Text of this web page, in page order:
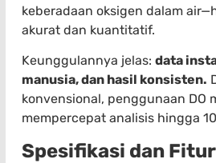
keberadaan oksigen dalam
akurat dan kuantitatif.
Keunggulannya jelas: data
manusia, dan hasil konsisten.
konvensional, penggunaan DO
mempercepat analisis hingga
Spesifikasi dan Fitur